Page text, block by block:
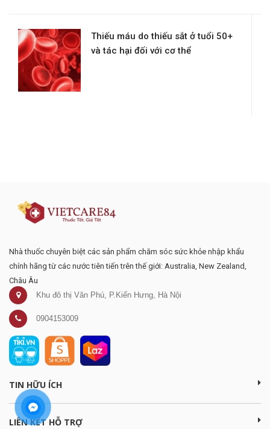
Thiếu máu do thiếu sắt ở tuổi 50+
và tác hại đối với cơ thể
Nhà thuốc chuyên biệt các sản phẩm chăm sóc sức khỏe nhập khẩu
chính hãng từ các nước tiên tiến trên thế giới: Australia, New Zealand,
Châu Âu
Khu đô thị Văn Phú, P.Kiến Hưng, Hà Nội
0904153009
TIN HỮU ÍCH
LIÊN KẾT HỖ TRỢ